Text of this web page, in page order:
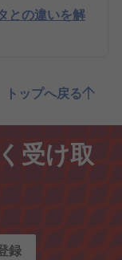
との違いを解
トップへ戻る
受け取
録